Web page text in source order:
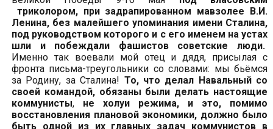
триколором, при задрапированном мавзолее В.И.
Ленина, без малейшего упоминания имени Сталина,
под руководством которого и с его именем на устах
шли и побеждали фашистов советские люди.
Именно так воевали мой отец и дядя, присылая с
фронта письма-треугольники со словами: мы бьёмся
за Родину, за Сталина! То, что делал Навальный со
своей командой, обязаны были делать настоящие
коммунисты, не холуи режима, и это, помимо
восстановления плановой экономики, должно было
быть одной из их главных задач коммунистов в